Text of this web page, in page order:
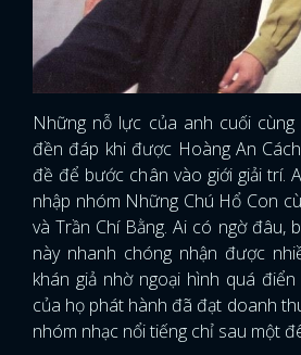
Những nỗ lực của anh cuối
đền đáp khi được Hoàng An
đề để bước chân vào giới giải trí.
nhập nhóm Những Chú Hổ Con
và Trần Chí Bằng. Ai có ngờ đâu,
này nhanh chóng nhận được
khán giả nhờ ngoại hình quá
của họ phát hành đã đạt doanh
nhóm nhạc nổi tiếng chỉ sau một